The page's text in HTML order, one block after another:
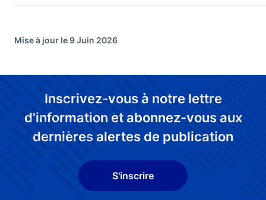
Mise à jour le 9 Juin 2026
Inscrivez-vous à notre lettre
d'information et abonnez-vous aux
dernières alertes de publication
S'inscrire